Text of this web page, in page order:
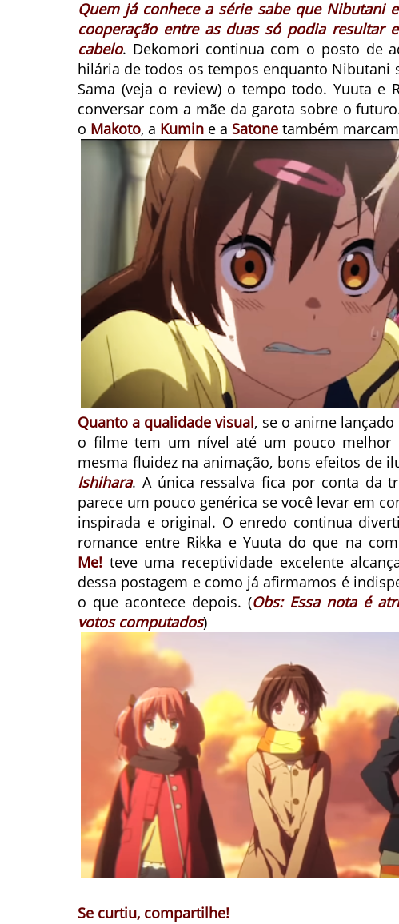
Quem já conhece a série sabe que
cooperação entre as duas só podia resultar
cabelo. Dekomori continua com o posto de
hilária de todos os tempos enquanto Nibutani
Sama (veja o review) o tempo todo. Yuuta e
conversar com a mãe da garota sobre o
o Makoto, a Kumin e a Satone também
Quanto a qualidade visual, se o anime
o filme tem um nível até um pouco melhor
mesma fluidez na animação, bons efeitos de
Ishihara. A única ressalva fica por conta da
parece um pouco genérica se você levar em
inspirada e original. O enredo continua
romance entre Rikka e Yuuta do que na
Me! teve uma receptividade excelente
dessa postagem e como já afirmamos é
o que acontece depois. (Obs: Essa nota é
votos computados)
Se curtiu, compartilhe!